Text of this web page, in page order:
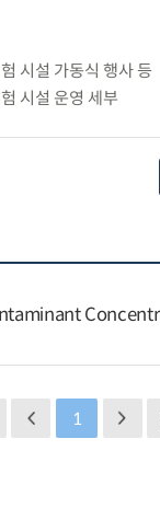
시설 가동식 행사 등
시설 운영 세부
1